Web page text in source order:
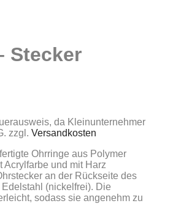
Stecker
da Kleinunternehmer
zzgl. Versandkosten
Ohrringe aus Polymer
Acrylfarbe und mit Harz
an der Rückseite des
(nickelfrei). Die
sodass sie angenehm zu